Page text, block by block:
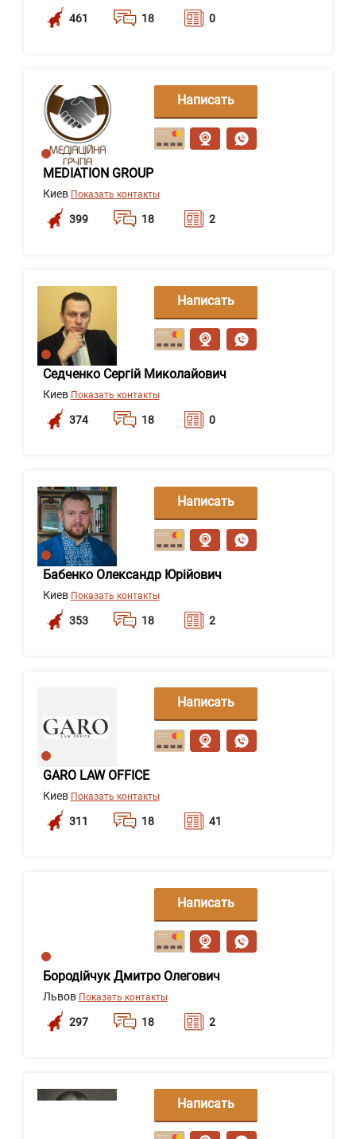
461 18 0
MEDIATION GROUP
Киев Показать контакты
399 18 2
Написать
сообщение
Седченко Сергій Миколайович
Киев Показать контакты
374 18 0
Написать
сообщение
Бабенко Олександр Юрійович
Киев Показать контакты
353 18 2
Написать
сообщение
GARO LAW OFFICE
Киев Показать контакты
311 18 41
Написать
сообщение
Бородійчук Дмитро Олегович
Львов Показать контакты
297 18 2
Написать
сообщение
Написать
сообщение